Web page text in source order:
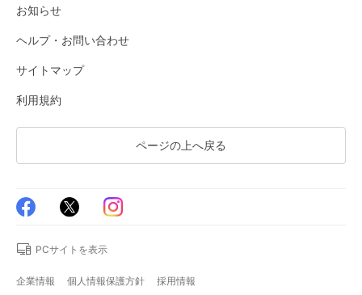
お知らせ
ヘルプ・お問い合わせ
サイトマップ
利用規約
ページの上へ戻る
PCサイトを表示
企業情報 個人情報保護方針 採用情報